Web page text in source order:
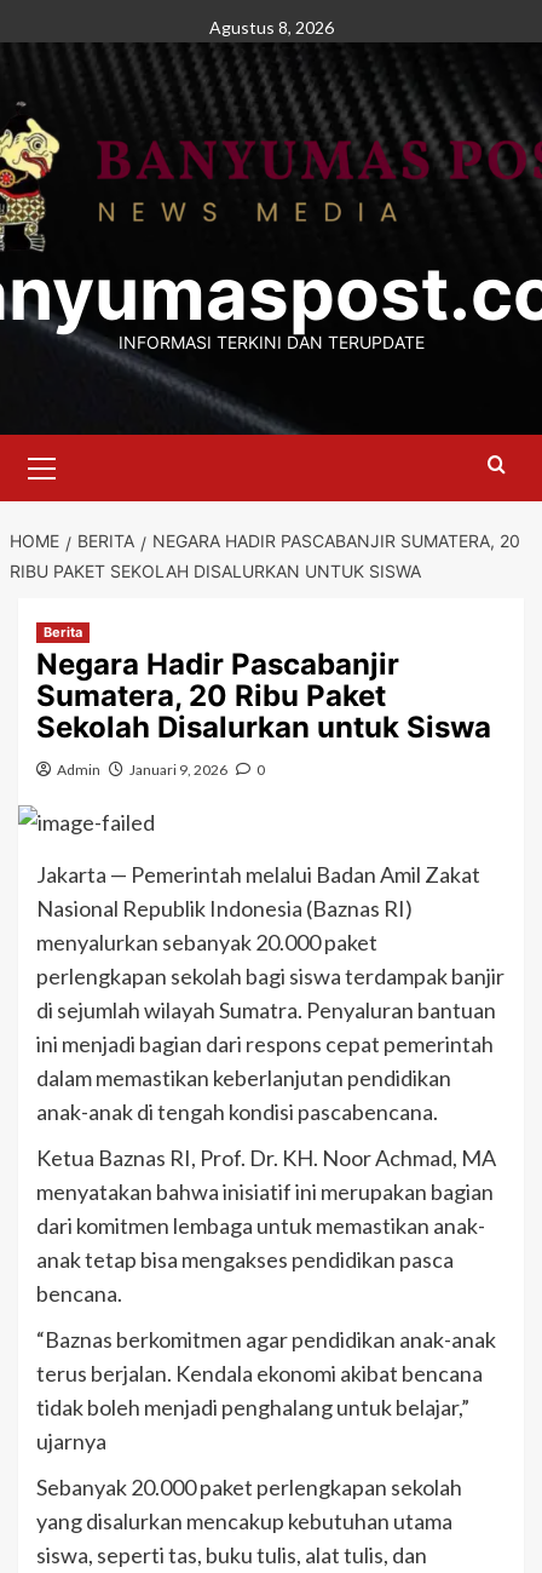
to
Agustus 8, 2026
INFORMASI TERKINI DAN TERUPDATE
Menu
HOME BERITA
NEGARA HADIR PASCABANJIR SUMATERA, 20
RIBU PAKET SEKOLAH DISALURKAN UNTUK SISWA
Berita
Negara Hadir Pascabanjir
Sumatera, 20 Ribu Paket
Sekolah Disalurkan untuk Siswa
Admin Januari 9, 2026 0
Jakarta — Pemerintah melalui Badan Amil Zakat
Nasional Republik Indonesia (Baznas RI)
menyalurkan sebanyak 20.000 paket
perlengkapan sekolah bagi siswa terdampak banjir
di sejumlah wilayah Sumatra. Penyaluran bantuan
ini menjadi bagian dari respons cepat pemerintah
dalam memastikan keberlanjutan pendidikan
anak-anak di tengah kondisi pascabencana.
Ketua Baznas RI, Prof. Dr. KH. Noor Achmad, MA
menyatakan bahwa inisiatif ini merupakan bagian
dari komitmen lembaga untuk memastikan anak-
anak tetap bisa mengakses pendidikan pasca
bencana.
“Baznas berkomitmen agar pendidikan anak-anak
terus berjalan. Kendala ekonomi akibat bencana
tidak boleh menjadi penghalang untuk belajar,”
ujarnya
Sebanyak 20.000 paket perlengkapan sekolah
yang disalurkan mencakup kebutuhan utama
siswa, seperti tas, buku tulis, alat tulis, dan